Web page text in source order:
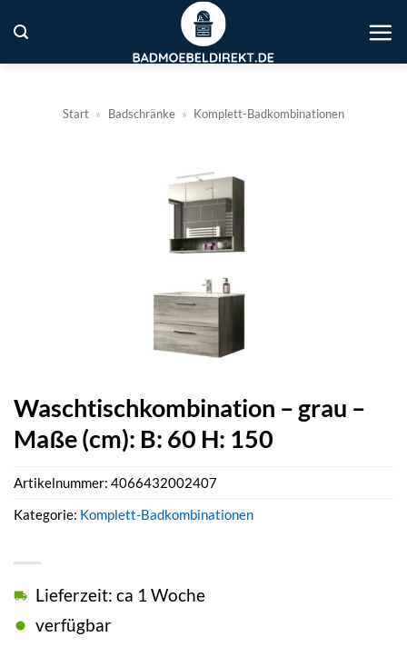
Inhalt
springen
Start » Badschränke » Komplett-Badkombinationen
Waschtischkombination – grau –
Maße (cm): B: 60 H: 150
Lieferzeit: ca 1 Woche
verfügbar
Artikelnummer: 4066432002407
Kategorie: Komplett-Badkombinationen